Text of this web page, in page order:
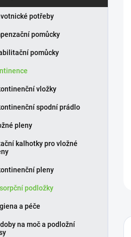
potřeby
pomůcky
pomůcky
vložky
spodní prádlo
pleny
kalhotky pro vložné
pleny
podložky
a péče
na moč a podložní